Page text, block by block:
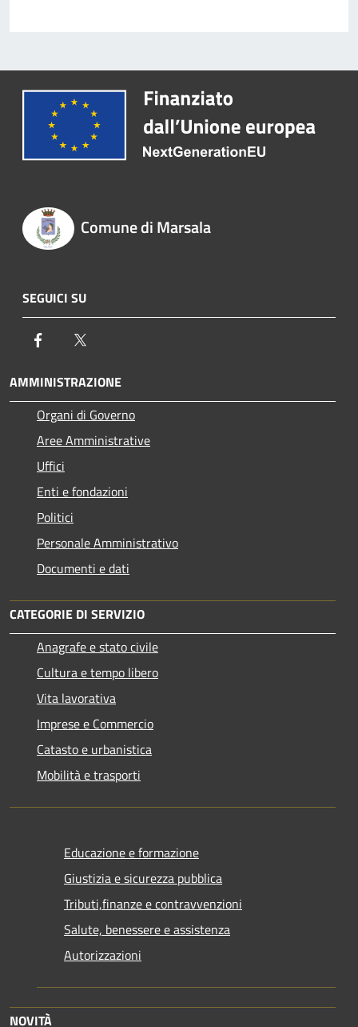
Comune di Marsala
SEGUICI SU
Facebook
AMMINISTRAZIONE
Organi di Governo
Aree Amministrative
Uffici
Enti e fondazioni
Politici
Personale Amministrativo
Documenti e dati
CATEGORIE DI SERVIZIO
Anagrafe e stato civile
Cultura e tempo libero
Vita lavorativa
Imprese e Commercio
Catasto e urbanistica
Mobilità e trasporti
Educazione e formazione
Giustizia e sicurezza pubblica
Tributi,finanze e contravvenzioni
Salute, benessere e assistenza
Autorizzazioni
NOVITÀ